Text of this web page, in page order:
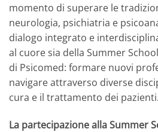
momento di superare le
neurologia, psichiatria e
dialogo integrato e
al cuore sia della Summer
di Psicomed: formare nuovi
navigare attraverso diverse
cura e il trattamento dei pazienti.
La partecipazione alla Summer